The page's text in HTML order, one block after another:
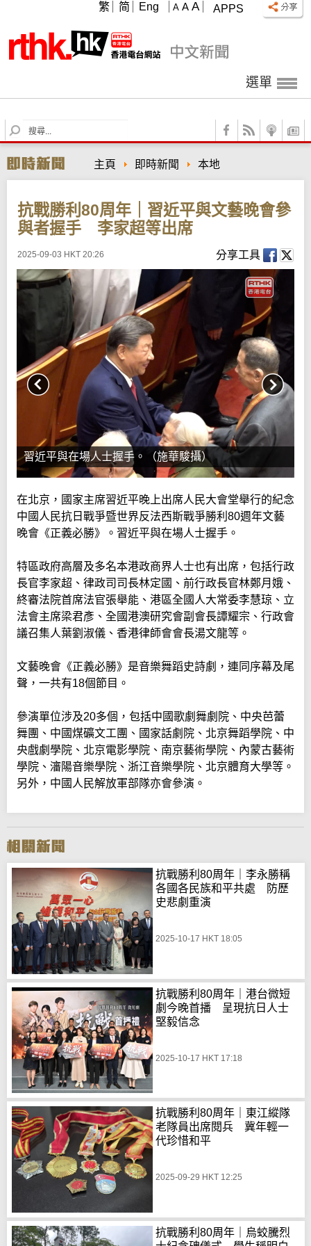
APPS
A A A
繁 简 Eng
選單
S
e
r
c
主頁 即時新聞 本地
抗戰勝利80周年｜習近平與文藝晚會參
與者握手 李家超等出席
2025-09-03 HKT 20:26 分享工具
習近平與在場人士握手。（施華駿攝）
在北京，國家主席習近平晚上出席人民大會堂舉行的紀念
中國人民抗日戰爭暨世界反法西斯戰爭勝利80週年文藝
晚會《正義必勝》。習近平與在場人士握手。
特區政府高層及多名本港政商界人士也有出席，包括行政
長官李家超、律政司司長林定國、前行政長官林鄭月娥、
終審法院首席法官張舉能、港區全國人大常委李慧琼、立
法會主席梁君彥、全國港澳研究會副會長譚耀宗、行政會
議召集人葉劉淑儀、香港律師會會長湯文龍等。
文藝晚會《正義必勝》是音樂舞蹈史詩劇，連同序幕及尾
聲，一共有18個節目。
參演單位涉及20多個，包括中國歌劇舞劇院、中央芭蕾
舞團、中國煤礦文工團、國家話劇院、北京舞蹈學院、中
央戲劇學院、北京電影學院、南京藝術學院、內蒙古藝術
學院、瀋陽音樂學院、浙江音樂學院、北京體育大學等。
另外，中國人民解放軍部隊亦會參演。
抗戰勝利80周年｜李永勝稱
各國各民族和平共處 防歷
史悲劇重演
2025-10-17 HKT 18:05
抗戰勝利80周年｜港台微短
劇今晚首播 呈現抗日人士
堅毅信念
2025-10-17 HKT 17:18
抗戰勝利80周年｜東江縱隊
老隊員出席閱兵 冀年輕一
代珍惜和平
2025-09-29 HKT 12:25
抗戰勝利80周年｜烏蛟騰烈